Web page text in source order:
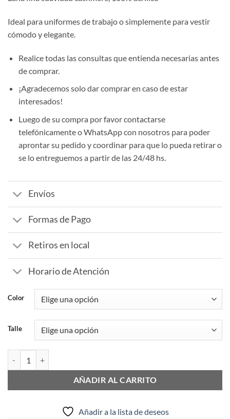
Ideal para uniformes de trabajo o simplemente para vestir
cómodo y elegante.
Realice todas las consultas que entienda necesarias antes
de comprar.
¡Agradecemos solo dar comprar en caso de estar
interesados!
Luego de su compra por favor contactarse
telefónicamente o WhatsApp con nosotros para poder
aprontar su pedido y coordinar para que lo pueda retirar o
se lo entreguemos a partir de las 24/48 hs.
Envíos
Formas de Pago
Retiros en local
Horario de Atención
Color
Talle
AÑADIR AL CARRITO
Añadir a la lista de deseos